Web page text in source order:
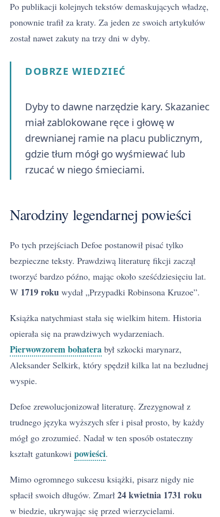
Po publikacji kolejnych tekstów demaskujących władzę,
ponownie trafił za kraty. Za jeden ze swoich artykułów
został nawet zakuty na trzy dni w dyby.
DOBRZE WIEDZIEĆ
Dyby to dawne narzędzie kary. Skazaniec
miał zablokowane ręce i głowę w
drewnianej ramie na placu publicznym,
gdzie tłum mógł go wyśmiewać lub
rzucać w niego śmieciami.
Narodziny legendarnej powieści
Po tych przejściach Defoe postanowił pisać tylko
bezpieczne teksty. Prawdziwą literaturę fikcji zaczął
tworzyć bardzo późno, mając około sześćdziesięciu lat.
W 1719 roku wydał „Przypadki Robinsona Kruzoe”.
Książka natychmiast stała się wielkim hitem. Historia
opierała się na prawdziwych wydarzeniach.
Pierwowzorem bohatera był szkocki marynarz,
Aleksander Selkirk, który spędził kilka lat na bezludnej
wyspie.
Defoe zrewolucjonizował literaturę. Zrezygnował z
trudnego języka wyższych sfer i pisał prosto, by każdy
mógł go zrozumieć. Nadał w ten sposób ostateczny
kształt gatunkowi powieści.
Mimo ogromnego sukcesu książki, pisarz nigdy nie
spłacił swoich długów. Zmarł 24 kwietnia 1731 roku
w biedzie, ukrywając się przed wierzycielami.